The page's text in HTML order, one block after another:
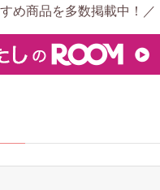
め商品を多数掲載中！／